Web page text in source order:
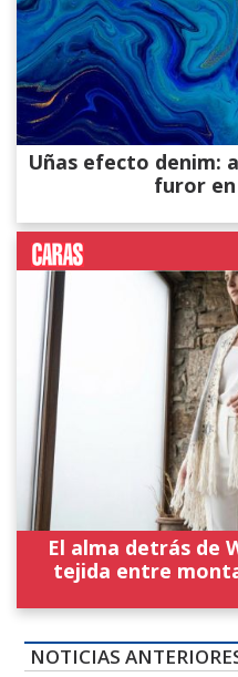
Uñas efecto denim:
furor
El alma detrás de
tejida entre
NOTICIAS